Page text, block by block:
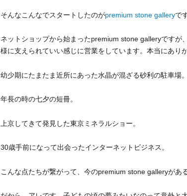
そんなこんなでスタートしたのがpremium stone galleryで
ネットショップから始まったpremium stone galleryですが
様に支えられていい感じに営業をしています。本当にあり
幼少期にたまたま近所にあった水晶が混ざる砂利の駐車場。
年長の時の七夕の短冊。
上京してきて発見した東京ミネラルショー。
30歳手前になって出会ったインターネットビジネス。
こんな点たちが繋がって、今のpremium stone galleryがあ